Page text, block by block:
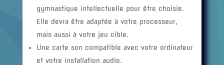
gymnastique intellectuelle pour être choisie.
Elle devra être adaptée à votre processeur,
mais aussi à votre jeu cible.
Une carte son compatible avec votre ordinateur
et votre installation audio.